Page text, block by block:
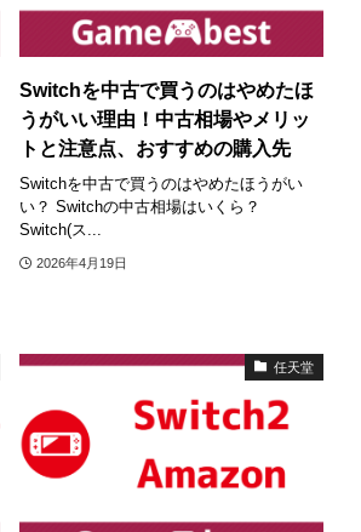
Switchを中古で買うのはやめたほ
うがいい理由！中古相場やメリッ
トと注意点、おすすめの購入先
Switchを中古で買うのはやめたほうがい
い？ Switchの中古相場はいくら？
Switch(ス...
2026年4月19日
任天堂